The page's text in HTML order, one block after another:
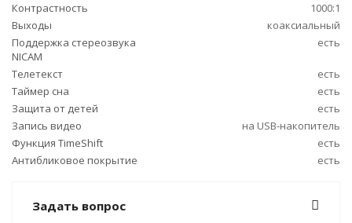
Контрастность
1000:1
Выходы
коаксиальный
Поддержка стереозвука
NICAM
есть
Телетекст
есть
Таймер сна
есть
Защита от детей
есть
Запись видео
на USB-накопитель
Функция TimeShift
есть
Антибликовое покрытие
есть
Задать вопрос